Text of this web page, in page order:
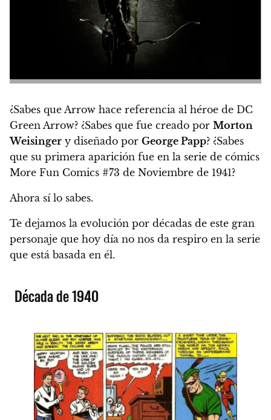
¿Sabes que Arrow hace referencia al héroe de DC
Green Arrow? ¿Sabes que fue creado por Morton
Weisinger y diseñado por George Papp? ¿Sabes
que su primera aparición fue en la serie de cómics
More Fun Comics #73 de Noviembre de 1941?
Ahora sí lo sabes.
Te dejamos la evolución por décadas de este gran
personaje que hoy día no nos da respiro en la serie
que está basada en él.
Década de 1940